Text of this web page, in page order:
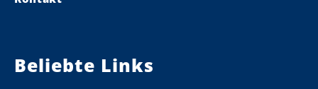
Beliebte Links